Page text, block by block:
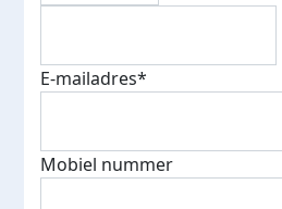
E-mailadres*
Mobiel nummer